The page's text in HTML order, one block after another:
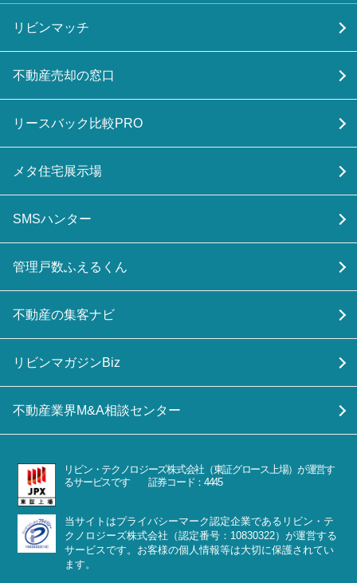
リビンマッチ
不動産売却の窓口
リースバック比較PRO
メタ住宅展示場
SMSハンター
管理戸数ふえるくん
不動産の集客ナビ
リビンマガジンBiz
不動産業界M&A相談センター
リビン・テクノロジーズ株式会社（東証グロース上場）が運営す
るサービスです 証券コード：4445
当サイトはプライバシーマーク認定企業であるリビン・テ
クノロジーズ株式会社（認定番号：10830322）が運営する
サービスです。お客様の個人情報等は大切に保護されてい
ます。